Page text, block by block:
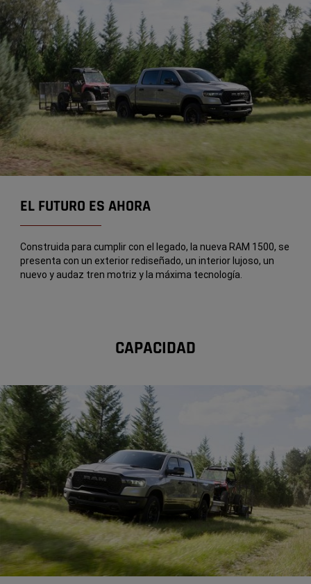
EL FUTURO ES AHORA
Construida para cumplir con el legado, la nueva RAM 1500, se
presenta con un exterior rediseñado, un interior lujoso, un
nuevo y audaz tren motriz y la máxima tecnología.
CAPACIDAD